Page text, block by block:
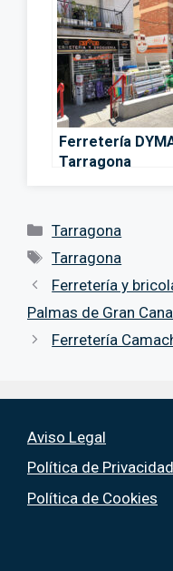
para la Industria
S.L. – Tarragona
Ferretería
Tarragona
Categorías
Tarragona
Etiquetas
Tarragona
Ferretería y
Palmas de Gran
Ferretería
Aviso Legal
Política de Privacidad
Política de Cookies